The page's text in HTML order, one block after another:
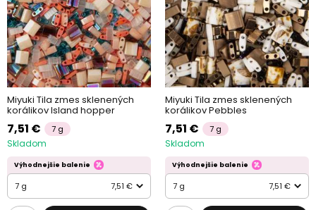
Miyuki Tila zmes sklenených
korálikov Island hopper
7,51 € 7 g
Skladom
Výhodnejšie balenie
7 g 7,51 €
Miyuki Tila zmes sklenených
korálikov Pebbles
7,51 € 7 g
Skladom
Výhodnejšie balenie
7 g 7,51 €